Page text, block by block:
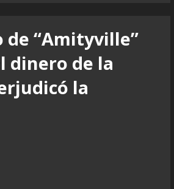
de “Amityville”
dinero de la
la